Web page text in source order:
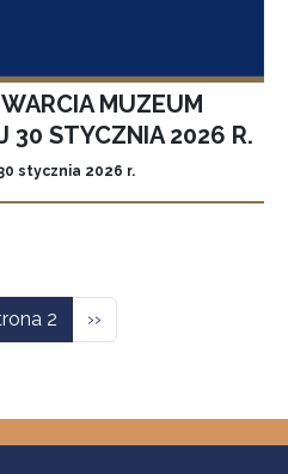
MUZEUM
30 STYCZNIA 2026 R.
stycznia 2026 r.
strona
2 Następna strona
››